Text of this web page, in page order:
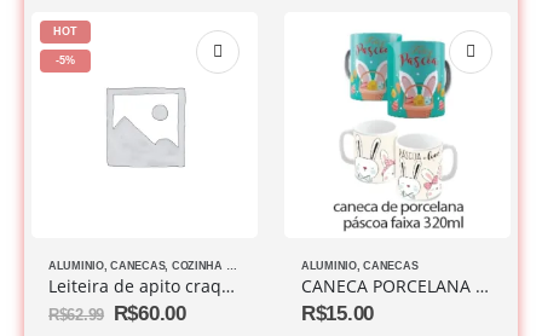
HOT
-5%
ALUMINIO,CANECAS, COZINHA DIVERSOS
Leiteira de apito craqueada 1,5L
R$62.99 R$60.00
ALUMINIO,CANECAS
CANECA PORCELANA PASCOA 300ML (1 unindade)
R$15.00